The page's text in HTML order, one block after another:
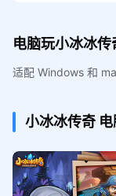
电脑玩小冰冰
适配 Windows 和
小冰冰传奇